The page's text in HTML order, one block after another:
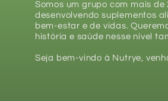
Somos um grupo com mais de
desenvolvendo suplementos
bem-estar e de vidas.
história e saúde nesse nível
Seja bem-vindo à Nutrye,